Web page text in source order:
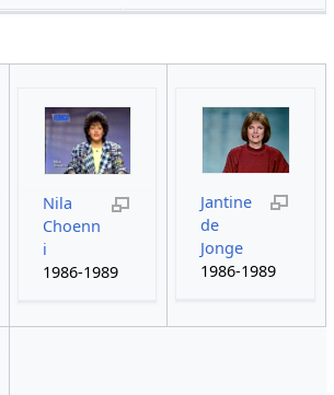
Nila
Choenn
i
1986-1989
Jantine
de
Jonge
1986-1989